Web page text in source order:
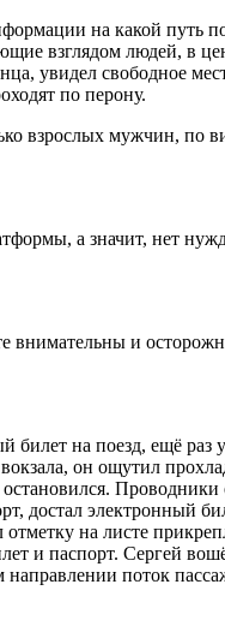
на какой путь
взглядом людей, в
увидел свободное
по перону.
взрослых мужчин, по
а значит, нет
и
на поезд, ещё раз
он ощутил
достал электронный
на листе
и паспорт. Сергей
поток